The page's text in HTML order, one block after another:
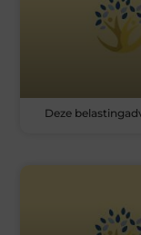
Deze